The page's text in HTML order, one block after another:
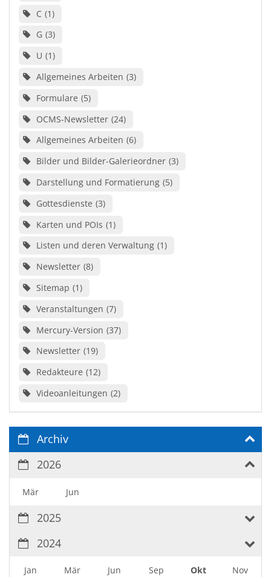
C 1
G 3
U 1
Allgemeines Arbeiten 3
Formulare 5
OCMS-Newsletter 24
Allgemeines Arbeiten 6
Bilder und Bilder-Galerieordner 3
Darstellung und Formatierung 5
Gottesdienste 3
Karten und POIs 1
Listen und deren Verwaltung 1
Newsletter 8
Sitemap 1
Veranstaltungen 7
Mercury-Version 37
Newsletter 19
Redakteure 12
Videoanleitungen 2
Archiv
2026
Mär Jun
2025
2024
Jan Mär Jun Sep Okt Nov